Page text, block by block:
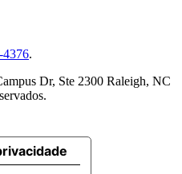
4376.
Dr, Ste 2300 Raleigh, NC